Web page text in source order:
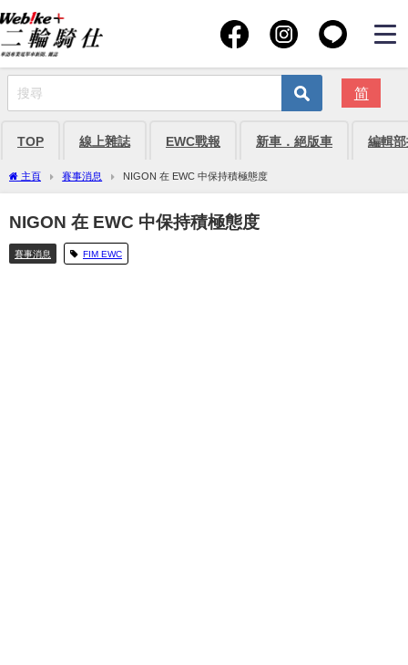
简
TOP 線上雜誌 EWC戰報 新車．絕版車 編輯
主頁 賽事消息 NIGON 在 EWC 中保持積極態度
NIGON 在 EWC 中保持積極態度
賽事消息 FIM EWC